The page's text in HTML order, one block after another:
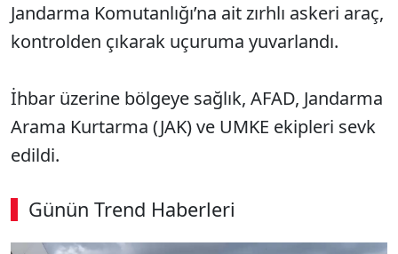
Jandarma Komutanlığı’na ait zırhlı askeri araç,
kontrolden çıkarak uçuruma yuvarlandı.
İhbar üzerine bölgeye sağlık, AFAD, Jandarma
Arama Kurtarma (JAK) ve UMKE ekipleri sevk
edildi.
Günün Trend Haberleri